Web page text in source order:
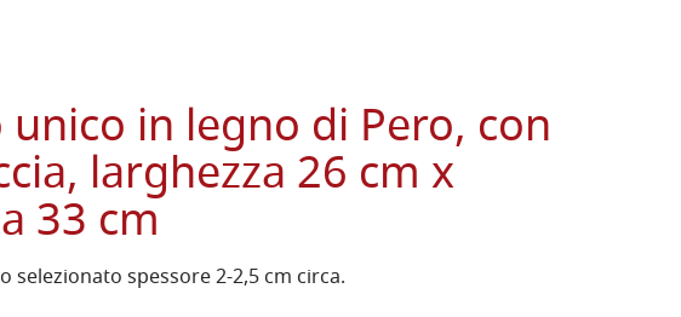
unico in legno di Pero, con
larghezza 26 cm x
33 cm
selezionato spessore 2-2,5 cm circa.